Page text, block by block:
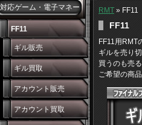
対応ゲーム・電子マネー
FF11
ギル販売
ギル買取
アカウント販売
アカウント買取
RMT » FF11
FF11
FF11用RMT
ギルを売り
買うのも売
ご希望の商